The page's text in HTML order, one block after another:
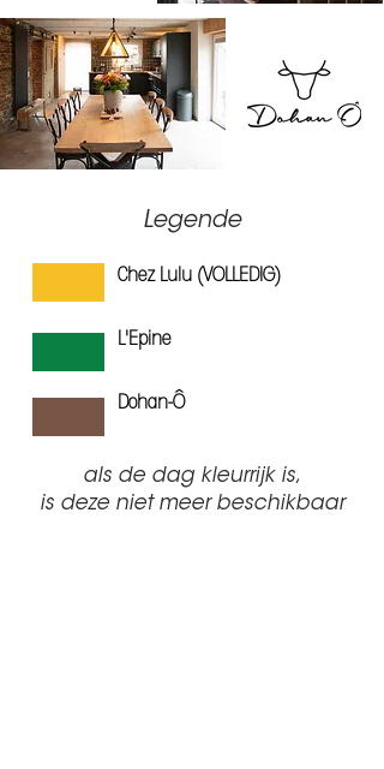
Legende
Chez Lulu (VOLLEDIG)
L'Epine
Dohan-Ô
als de dag kleurrijk is,
is deze niet meer beschikbaar